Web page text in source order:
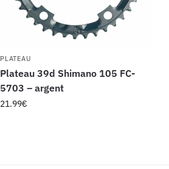
PLATEAU
Plateau 39d Shimano 105 FC-
5703 – argent
21.99€